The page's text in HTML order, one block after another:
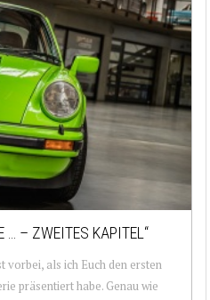
… – ZWEITES KAPITEL“
vorbei, als ich Euch den ersten
präsentiert habe. Genau wie